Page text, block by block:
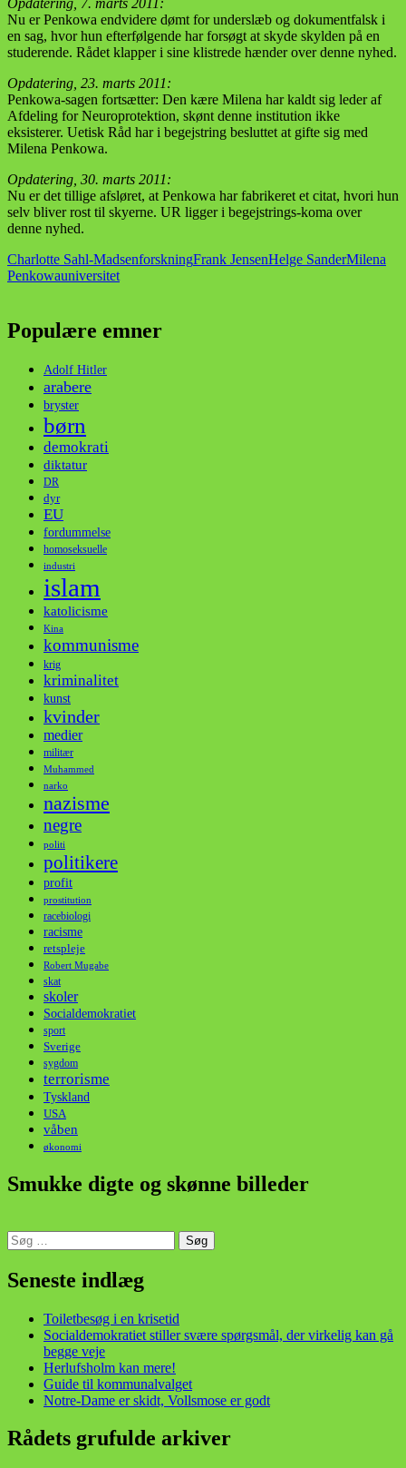
Opdatering, 7. marts 2011:
Nu er Penkowa endvidere dømt for underslæb og dokumentfalsk i
en sag, hvor hun efterfølgende har forsøgt at skyde skylden på en
studerende. Rådet klapper i sine klistrede hænder over denne nyhed.
Opdatering, 23. marts 2011:
Penkowa-sagen fortsætter: Den kære Milena har kaldt sig leder af
Afdeling for Neuroprotektion, skønt denne institution ikke
eksisterer. Uetisk Råd har i begejstring besluttet at gifte sig med
Milena Penkowa.
Opdatering, 30. marts 2011:
Nu er det tillige afsløret, at Penkowa har fabrikeret et citat, hvori hun
selv bliver rost til skyerne. UR ligger i begejstrings-koma over
denne nyhed.
Charlotte Sahl-MadsenforskningFrank JensenHelge SanderMilena
Penkowauniversitet
Populære emner
Adolf Hitler
arabere
bryster
børn
demokrati
diktatur
DR
dyr
EU
fordummelse
homoseksuelle
industri
islam
katolicisme
Kina
kommunisme
krig
kriminalitet
kunst
kvinder
medier
militær
Muhammed
narko
nazisme
negre
politi
politikere
profit
prostitution
racebiologi
racisme
retspleje
Robert Mugabe
skat
skoler
Socialdemokratiet
sport
Sverige
sygdom
terrorisme
Tyskland
USA
våben
økonomi
Smukke digte og skønne billeder
Søg
efter:
Seneste indlæg
Toiletbesøg i en krisetid
Socialdemokratiet stiller svære spørgsmål, der virkelig kan gå
begge veje
Herlufsholm kan mere!
Guide til kommunalvalget
Notre-Dame er skidt, Vollsmose er godt
Rådets grufulde arkiver